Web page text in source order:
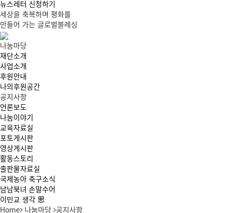
뉴스레터 신청하기
세상을 축복하며 평화를
만들어 가는 글로벌블레싱
나눔마당
재단소개
사업소개
후원안내
나의후원공간
공지사항
언론보도
나눔이야기
교육자료실
포토게시판
영상게시판
활동스토리
출판물자료실
국제농아 축구소식
남남북녀 손말수어
이민교 생각 思
Home 나눔마당 공지사항